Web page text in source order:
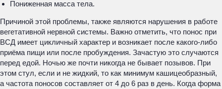
Пониженная масса тела.
Причиной этой проблемы, также являются нарушения в работе
вегетативной нервной системы. Важно отметить, что понос при
ВСД имеет цикличный характер и возникает после какого-либо
приёма пищи или после пробуждения. Зачастую это случаются
перед едой. Ночью же почти никогда не бывает позывов. При
этом стул, если и не жидкий, то как минимум кашицеобразный,
а частота поносов составляет от 4 до 6 раз в день. Когда форма